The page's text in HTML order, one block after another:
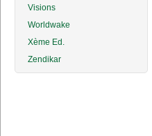
Visions
Worldwake
Xème Ed.
Zendikar